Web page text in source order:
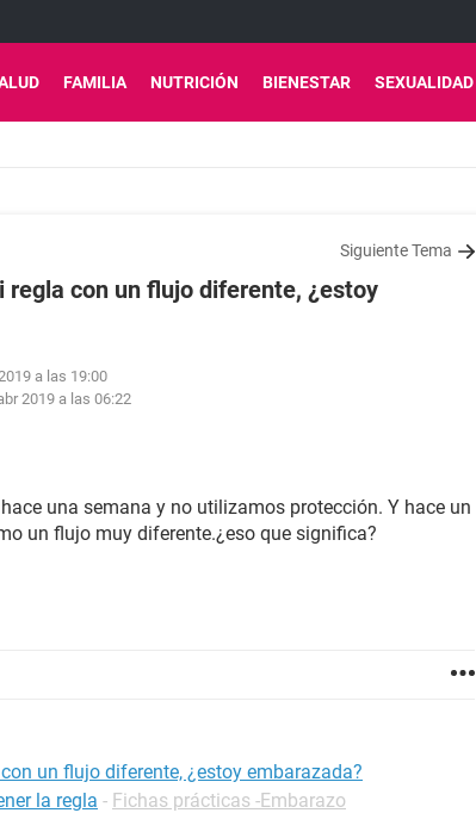
FAMILIA NUTRICIÓN BIENESTAR SEXUALIDAD
Siguiente Tema
regla con un flujo diferente, ¿estoy
a las 19:00
2019 a las 06:22
una semana y no utilizamos protección. Y hace un
un flujo muy diferente.¿eso que significa?
un flujo diferente, ¿estoy embarazada?
la regla - Fichas prácticas -Embarazo